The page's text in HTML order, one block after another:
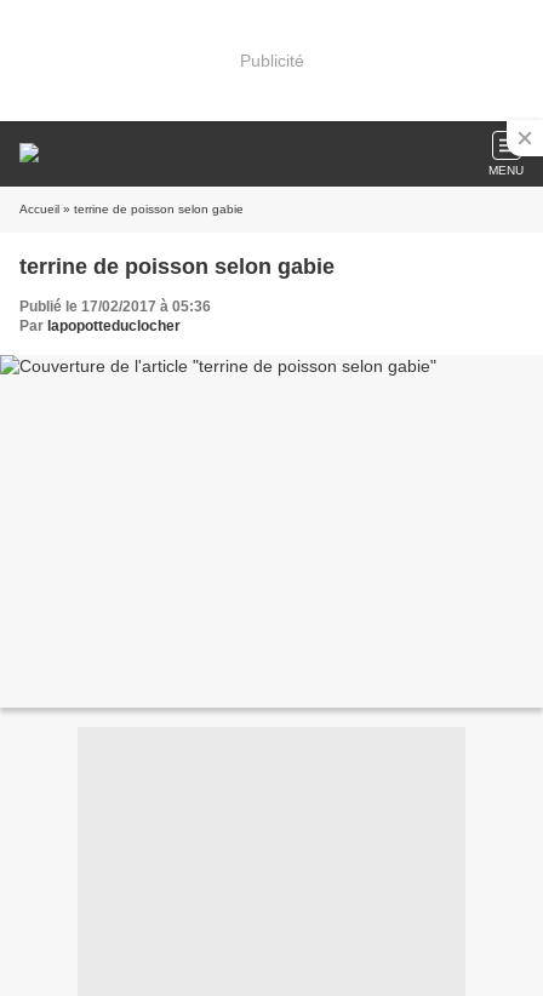
Publicité
MENU
Accueil » terrine de poisson selon gabie
terrine de poisson selon gabie
Publié le 17/02/2017 à 05:36
Par lapopotteduclocher